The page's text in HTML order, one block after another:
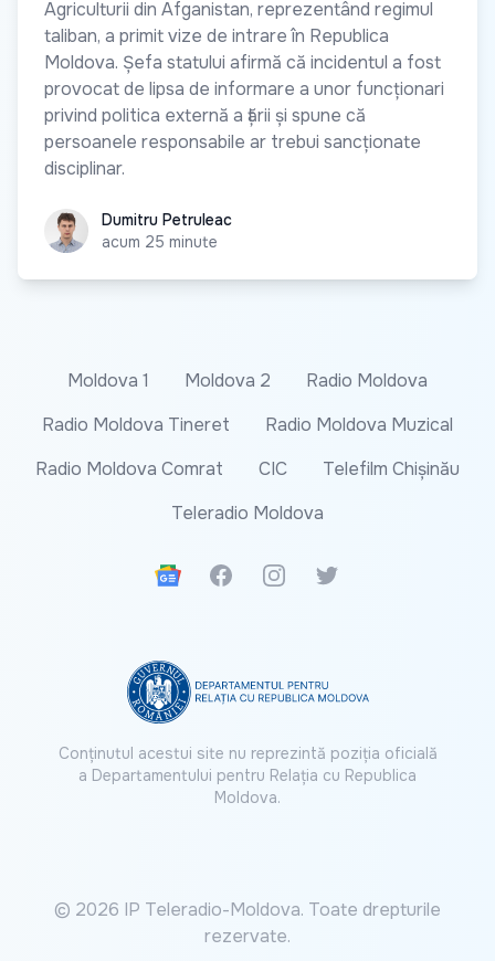
Agriculturii din Afganistan, reprezentând regimul
taliban, a primit vize de intrare în Republica
Moldova. Șefa statului afirmă că incidentul a fost
provocat de lipsa de informare a unor funcționari
privind politica externă a țării și spune că
persoanele responsabile ar trebui sancționate
disciplinar.
Dumitru Petruleac
Dumitru Petruleac
acum 25 minute
Moldova 1 Moldova 2
Radio Moldova
Radio Moldova Tineret
Radio Moldova Muzical
Radio Moldova Comrat
CIC
Telefilm Chișinău
Teleradio Moldova
Google News
FacebookInstagramTwitter
Conținutul acestui site nu reprezintă poziția oficială
a Departamentului pentru Relația cu Republica
Moldova.
© 2026 IP Teleradio-Moldova. Toate drepturile
rezervate.